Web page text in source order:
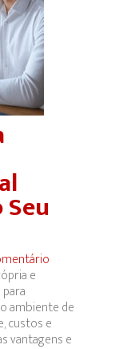
e
ambiente de
custos e
vantagens e